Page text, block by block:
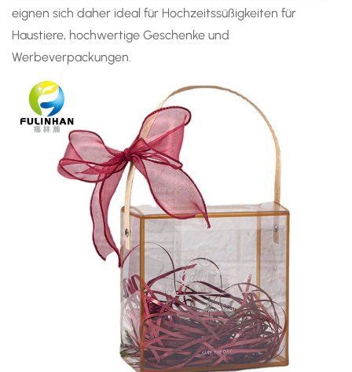
eignen sich daher ideal für Hochzeitssüßigkeiten für
Haustiere, hochwertige Geschenke und
Werbeverpackungen.